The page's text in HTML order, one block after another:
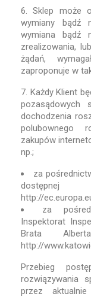
6. Sklep może
wymiany bądź
wymiana bądź
zrealizowania,
żądań,
zaproponuje w
7. Każdy Klient
pozasądowych
dochodzenia
polubownego
zakupów
np.;
za
http://
za
Inspektorat
Brata
http://
Przebieg
rozwiązywania
przez